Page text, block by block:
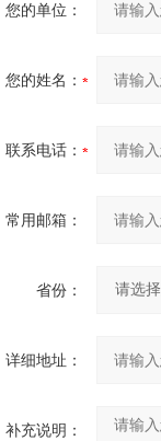
您的单位：
您的姓名：
联系电话：
常用邮箱：
省份：
详细地址：
补充说明：